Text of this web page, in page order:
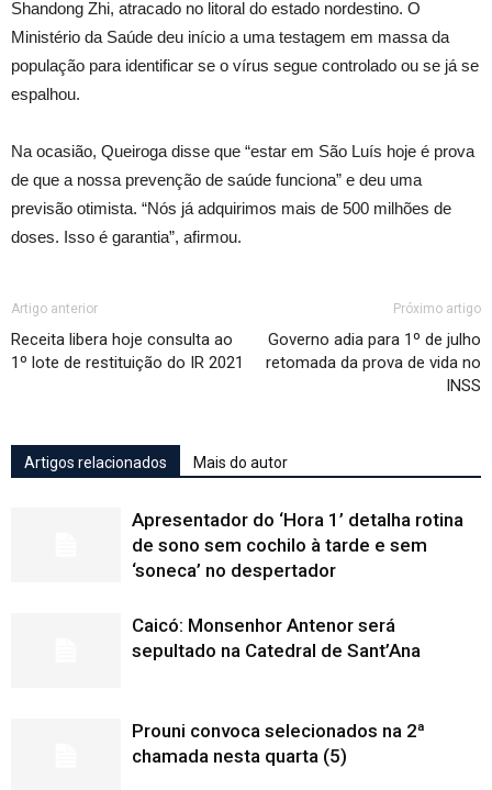
Shandong Zhi, atracado no litoral do estado nordestino. O
Ministério da Saúde deu início a uma testagem em massa da
população para identificar se o vírus segue controlado ou se já se
espalhou.
Na ocasião, Queiroga disse que “estar em São Luís hoje é prova
de que a nossa prevenção de saúde funciona” e deu uma
previsão otimista. “Nós já adquirimos mais de 500 milhões de
doses. Isso é garantia”, afirmou.
Artigo anterior
Receita libera hoje consulta ao
1º lote de restituição do IR 2021
Próximo artigo
Governo adia para 1º de julho
retomada da prova de vida no
INSS
Artigos relacionados Mais do autor
Apresentador do ‘Hora 1’ detalha rotina
de sono sem cochilo à tarde e sem
‘soneca’ no despertador
Caicó: Monsenhor Antenor será
sepultado na Catedral de Sant’Ana
Prouni convoca selecionados na 2ª
chamada nesta quarta (5)